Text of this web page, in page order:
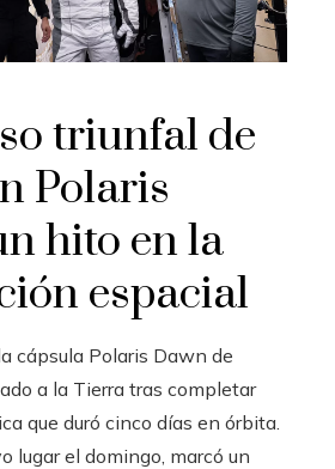
triunfal de
Polaris
hito en la
espacial
cápsula Polaris Dawn de
a la Tierra tras completar
que duró cinco días en órbita.
lugar el domingo, marcó un